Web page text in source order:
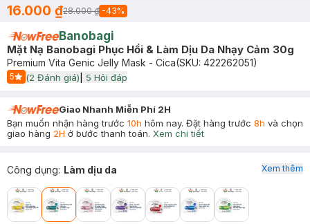
16.000 ₫28.000 ₫ -43%
Banobagi
Mặt Nạ Banobagi Phục Hồi & Làm Dịu Da Nhạy Cảm 30g
Premium Vita Genic Jelly Mask - Cica(SKU: 422262051)
5
Start Icon
(2 Đánh giá) 5 Hỏi đáp
Giao Nhanh Miễn Phí 2H
Bạn muốn nhận hàng trước 10h hôm nay. Đặt hàng trước 8h và chọn
giao hàng 2H ở bước thanh toán. Xem chi tiết
Công dụng: Làm dịu da Xem thêm